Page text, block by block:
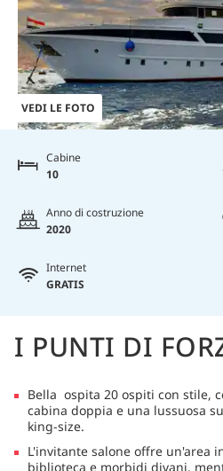
VEDI LE FOTO
Cabine
10
Anno di costruzione
2020
Internet
GRATIS
I PUNTI DI
Bella ospita 20 ospiti con stile,
cabina doppia e una lussuosa
king-size.
L'invitante salone offre un'area
biblioteca e morbidi divani,